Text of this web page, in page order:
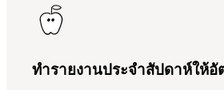
ทำรายงานประจำสัปดาห์ให้